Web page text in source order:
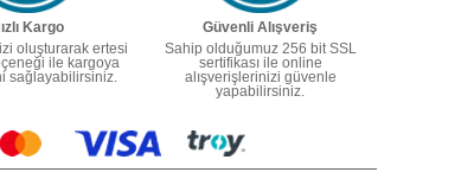
Kargo
oluşturarak ertesi
ile kargoya
sağlayabilirsiniz.
Güvenli Alışveriş
Sahip olduğumuz 256 bit SSL
sertifikası ile online
alışverişlerinizi güvenle
yapabilirsiniz.